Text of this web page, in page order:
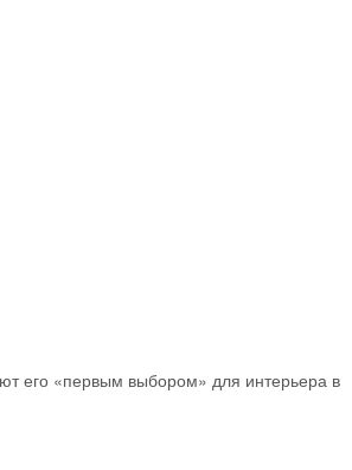
его «первым выбором» для интерьера в